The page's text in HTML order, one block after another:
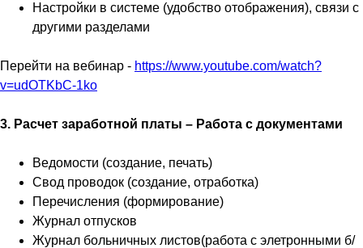
Настройки в системе (удобство отображения), связи с
другими разделами
Перейти на вебинар - https://www.youtube.com/watch?
v=udOTKbC-1ko
3. Расчет заработной платы – Работа с документами
Ведомости (создание, печать)
Свод проводок (создание, отработка)
Перечисления (формирование)
Журнал отпусков
Журнал больничных листов(работа с элетронными б/